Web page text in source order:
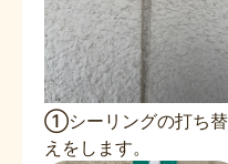
①シーリングの打ち替
えをします。